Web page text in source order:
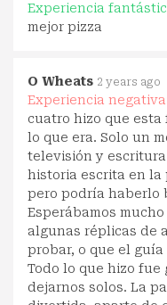
Experiencia
mejor pizza
O Wheats 2 years ago
Experiencia
cuatro hizo que
lo que era. Solo un
televisión y
historia escrita en la
pero podría haberlo
Esperábamos
algunas réplicas de
probar, o que el
Todo lo que hizo fue
dejarnos solos. La